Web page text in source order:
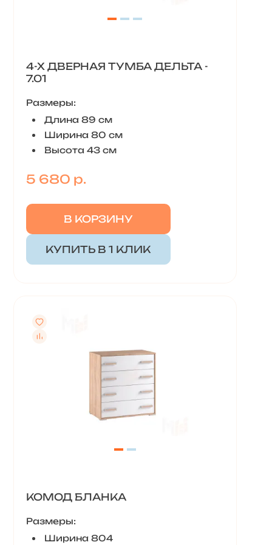
4-Х ДВЕРНАЯ ТУМБА ДЕЛЬТА -
7.01
Размеры:
Длина 89 см
Ширина 80 см
Высота 43 см
5 680 р.
В КОРЗИНУ
КУПИТЬ В 1 КЛИК
КОМОД БЛАНКА
Размеры:
Ширина 804